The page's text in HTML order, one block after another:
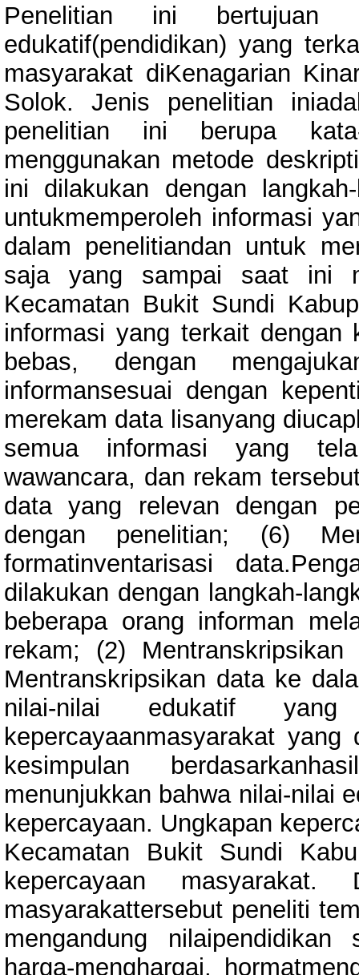
Penelitian ini bertujuan
edukatif(pendidikan) yang
masyarakat diKenagarian
Solok. Jenis penelitian
penelitian ini berupa
menggunakan metode
ini dilakukan dengan
untukmemperoleh informasi
dalam penelitiandan untuk
saja yang sampai saat ini
Kecamatan Bukit Sundi
informasi yang terkait dengan
bebas, dengan
informansesuai dengan
merekam data lisanyang
semua informasi yang
wawancara, dan rekam
data yang relevan dengan
dengan penelitian; (6)
formatinventarisasi
dilakukan dengan langkah-
beberapa orang informan
rekam; (2)
Mentranskripsikan data ke
nilai-nilai edukatif
kepercayaanmasyarakat
kesimpulan
menunjukkan bahwa nilai-nilai
kepercayaan. Ungkapan
Kecamatan Bukit Sundi
kepercayaan
masyarakattersebut peneliti
mengandung
harga-menghargai,